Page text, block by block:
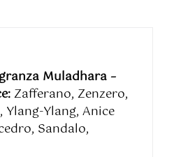
Muladhara –
Zafferano, Zenzero,
Ylang, Anice
Sandalo,